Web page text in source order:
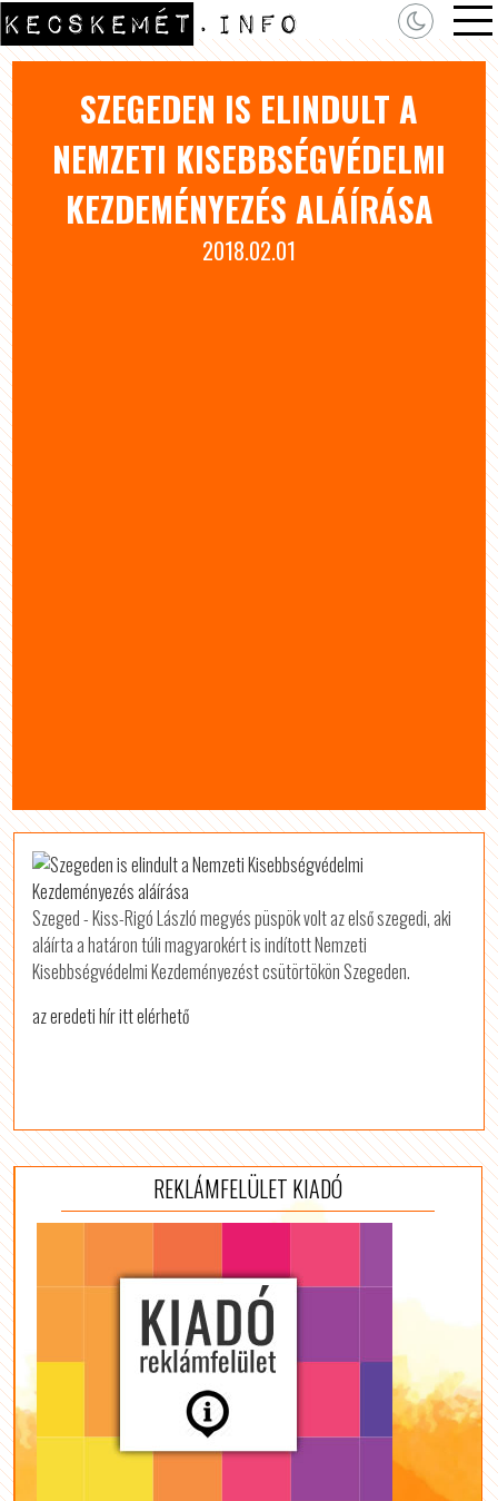
SZEGEDEN IS ELINDULT A
NEMZETI KISEBBSÉGVÉDELMI
KEZDEMÉNYEZÉS ALÁÍRÁSA
2018.02.01
Szeged - Kiss-Rigó László megyés püspök volt az első szegedi, aki
aláírta a határon túli magyarokért is indított Nemzeti
Kisebbségvédelmi Kezdeményezést csütörtökön Szegeden.
az eredeti hír itt elérhető
REKLÁMFELÜLET KIADÓ